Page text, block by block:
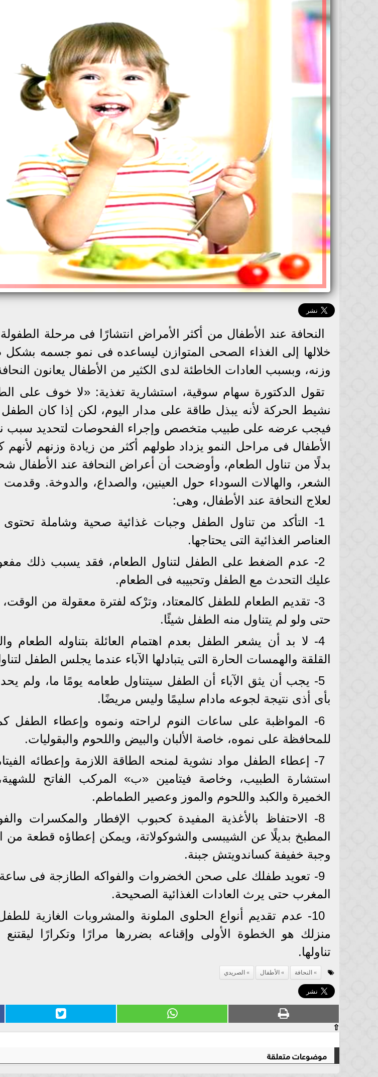
النحافة عند الأطفال من أكثر الأمراض انتشارًا فى مرحلة
خلالها إلى الغذاء الصحى المتوازن ليساعده فى نمو جسمه
وزنه، وبسبب العادات الخاطئة لدى الكثير من الأطفال يعانون
تقول الدكتورة سهام سوقية، استشارية تغذية: «لا خوف على
نشيط الحركة لأنه يبذل طاقة على مدار اليوم، لكن إذا كان الطفل
فيجب عرضه على طبيب متخصص وإجراء الفحوصات لتحديد سبب
الأطفال فى مراحل النمو يزداد طولهم أكثر من زيادة وزنهم لأنهم
بدلًا من تناول الطعام، وأوضحت أن أعراض النحافة عند الأطفال
الشعر، والهالات السوداء حول العينين، والصداع، والدوخة.
لعلاج النحافة عند الأطفال، وهى:
1- التأكد من تناول الطفل وجبات غذائية صحية وشاملة
العناصر الغذائية التى يحتاجها.
2- عدم الضغط على الطفل لتناول الطعام، فقد يسبب ذلك
عليك التحدث مع الطفل وتحبيبه فى الطعام.
3- تقديم الطعام للطفل كالمعتاد، وترْكه لفترة معقولة من
حتى ولو لم يتناول منه الطفل شيئًا.
4- لا بد أن يشعر الطفل بعدم اهتمام العائلة بتناوله الطعام
القلقة والهمسات الحارة التى يتبادلها الآباء عندما يجلس الطفل
5- يجب أن يثق الآباء أن الطفل سيتناول طعامه يومًا ما، ولم
بأى أذى نتيجة لجوعه مادام سليمًا وليس مريضًا.
6- المواظبة على ساعات النوم لراحته ونموه وإعطاء الطفل
للمحافظة على نموه، خاصة الألبان والبيض واللحوم والبقوليات.
7- إعطاء الطفل مواد نشوية لمنحه الطاقة اللازمة وإعطائه
استشارة الطبيب، وخاصة فيتامين «ب» المركب الفاتح
الخميرة والكبد واللحوم والموز وعصير الطماطم.
8- الاحتفاظ بالأغذية المفيدة كحبوب الإفطار والمكسرات
المطبخ بديلًا عن الشيبسى والشوكولاتة، ويمكن إعطاؤه قطعة من
وجبة خفيفة كساندويتش جبنة.
9- تعويد طفلك على صحن الخضروات والفواكه الطازجة فى
المغرب حتى يرث العادات الغذائية الصحيحة.
10- عدم تقديم أنواع الحلوى الملونة والمشروبات الغازية
منزلك هو الخطوة الأولى وإقناعه بضررها مرارًا وتكرارًا
تناولها.
النحافة الأطفال الصريدي
⇧
موضوعات متعلقة